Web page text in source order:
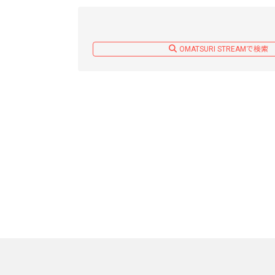
OMATSURI STREAMで検索